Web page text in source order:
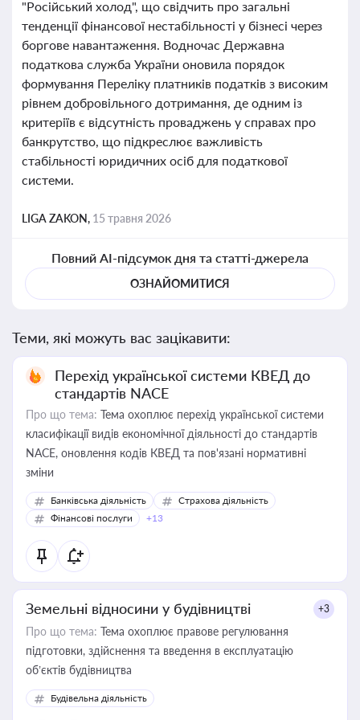
"Російський холод", що свідчить про загальні
тенденції фінансової нестабільності у бізнесі через
боргове навантаження. Водночас Державна
податкова служба України оновила порядок
формування Переліку платників податків з високим
рівнем добровільного дотримання, де одним із
критеріїв є відсутність проваджень у справах про
банкрутство, що підкреслює важливість
стабільності юридичних осіб для податкової
системи.
LIGA ZAKON, 15 травня 2026
Повний AI-підсумок дня та статті-джерела
ОЗНАЙОМИТИСЯ
Теми, які можуть вас зацікавити:
Перехід української системи КВЕД до
стандартів NACE
Про що тема: Тема охоплює перехід української системи
класифікації видів економічної діяльності до стандартів
NACE, оновлення кодів КВЕД та пов'язані нормативні
зміни
Банківська діяльність
Страхова діяльність
Фінансові послуги
+13
Земельні відносини у будівництві +3
Про що тема: Тема охоплює правове регулювання
підготовки, здійснення та введення в експлуатацію
об’єктів будівництва
Будівельна діяльність